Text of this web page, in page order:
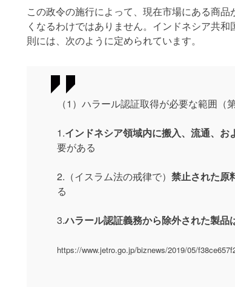
この政令の施行によって、現在市場にある商
くなるわけではありません。インドネシア共
則には、次のように定められています。
（1）ハラール認証取得が必要な範囲（
1.インドネシア領域内に搬入、流通、
要がある
2.（イスラム法の戒律で） 禁止された原
る
3.ハラール認証義務から除外された製品
https://www.jetro.go.jp/biznews/2019/05/